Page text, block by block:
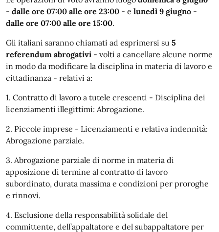
- dalle ore 07:00 alle ore 23:00 - e lunedì 9 giugno -
dalle ore 07:00 alle ore 15:00.
Gli italiani saranno chiamati ad esprimersi su 5
referendum abrogativi - volti a cancellare alcune norme
in modo da modificare la disciplina in materia di lavoro e
cittadinanza - relativi a:
1. Contratto di lavoro a tutele crescenti - Disciplina dei
licenziamenti illegittimi: Abrogazione.
2. Piccole imprese - Licenziamenti e relativa indennità:
Abrogazione parziale.
3. Abrogazione parziale di norme in materia di
apposizione di termine al contratto di lavoro
subordinato, durata massima e condizioni per proroghe
e rinnovi.
4. Esclusione della responsabilità solidale del
committente, dell’appaltatore e del subappaltatore per